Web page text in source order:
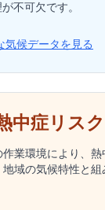
不可欠です。
候データを見る
中症リスク
業環境により、
域の気候特性と